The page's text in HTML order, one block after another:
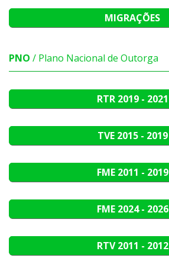
MIGRAÇÕES
PNO / Plano Nacional de Outorga
RTR 2019 - 2021
TVE 2015 - 2019
FME 2011 - 2019
FME 2024 - 2026
RTV2011 - 2012